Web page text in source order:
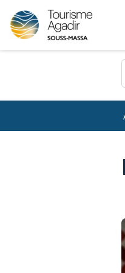
Panneau de gestion des